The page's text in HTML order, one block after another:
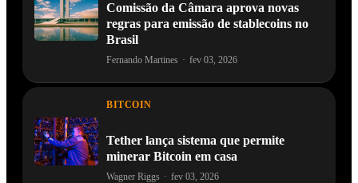
Comissão da Câmara aprova novas
regras para emissão de stablecoins no
Brasil
Fernando Martines · fev 03, 2026
BITCOIN
Tether lança sistema que permite
minerar Bitcoin em casa
Wagner Riggs · fev 03, 2026